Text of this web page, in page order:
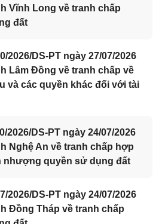
Vĩnh Long về tranh chấp
đất
2026/DS-PT ngày 27/07/2026
Lâm Đồng về tranh chấp về
và các quyền khác đối với tài
2026/DS-PT ngày 24/07/2026
Nghệ An về tranh chấp hợp
nhượng quyền sử dụng đất
2026/DS-PT ngày 24/07/2026
Đồng Tháp về tranh chấp